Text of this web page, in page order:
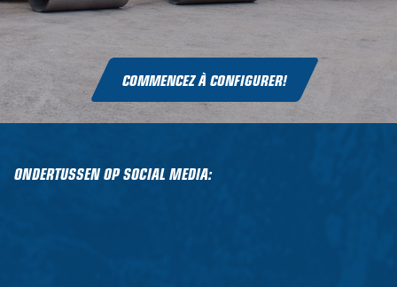
COMMENCEZ À CONFIGURER!
ONDERTUSSEN OP SOCIAL MEDIA: